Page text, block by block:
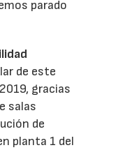
parado
de este
gracias
salas
de
planta 1 del